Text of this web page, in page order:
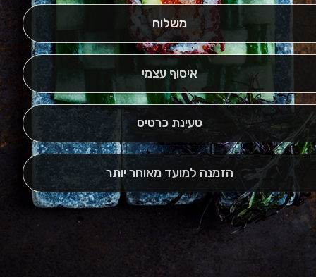
משלוח
איסוף עצמי
טעינת כרטיס
הזמנה למועד מאוחר יותר